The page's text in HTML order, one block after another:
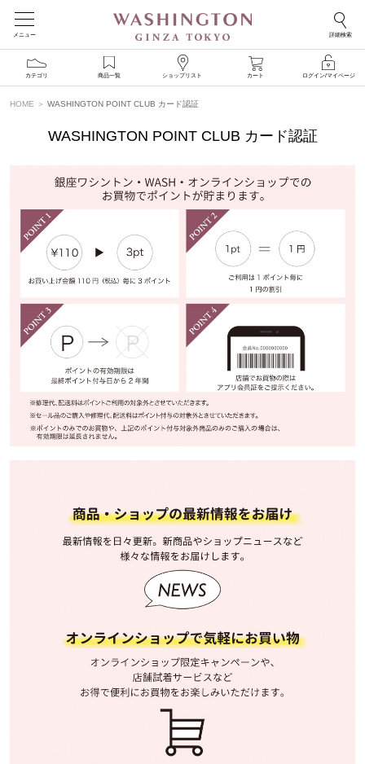
メニュー 詳細検索
カテゴリ 商品一覧 ショップリスト カート ログイン/マイページ
HOME WASHINGTON POINT CLUB カード認証
WASHINGTON POINT CLUB カード認証